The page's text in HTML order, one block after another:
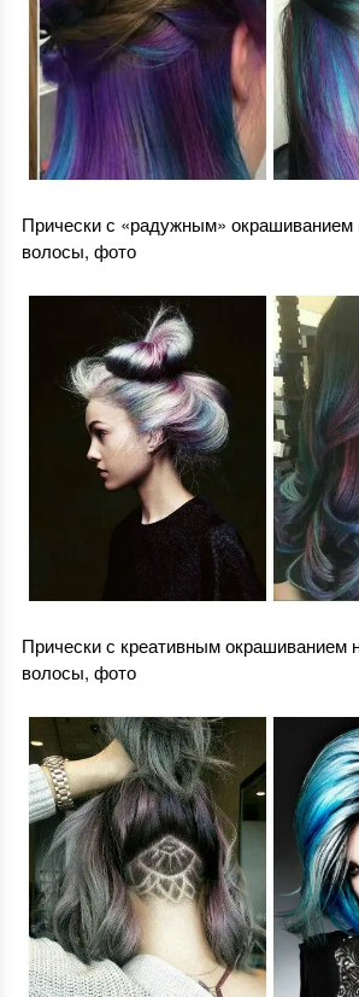
Прически с «радужным»
волосы, фото
Прически с креативным окрашиванием
волосы, фото